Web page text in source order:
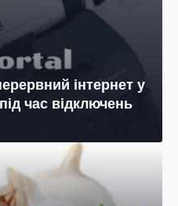
інтернет у
час відключень